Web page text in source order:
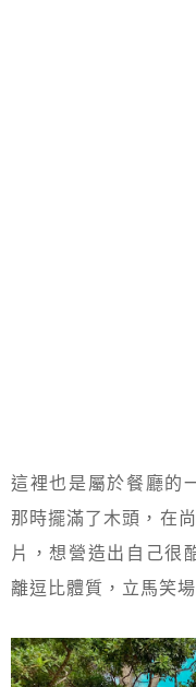
這裡也是屬於餐廳的
那時擺滿了木頭，在
片，想營造出自己很
離逗比體質，立馬笑場